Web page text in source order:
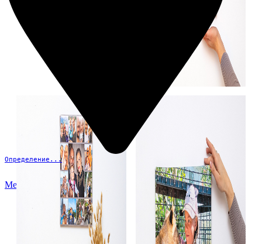
Определение...
Меню